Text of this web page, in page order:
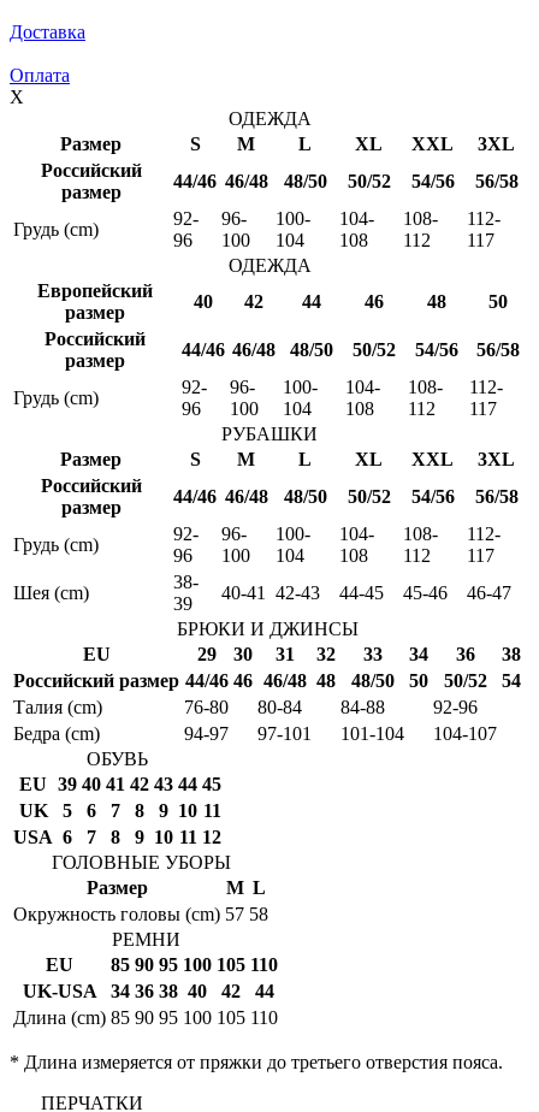
Доставка
Оплата
X
ОДЕЖДА
Размер
S M L XL XXL
3XL
Российский
размер
44/46 46/48 48/50 50/52 54/56 56/58
Грудь (cm)
92-
96
96-
100
100-
104
104-
108
108-
112
112-
117
ОДЕЖДА
Европейский
размер
40 42 44 46 48
50
Российский
размер
44/46 46/48 48/50 50/52 54/56 56/58
Грудь (cm)
92-
96
96-
100
100-
104
104-
108
108-
112
112-
117
РУБАШКИ
Размер
S M L XL XXL
3XL
Российский
размер
44/46 46/48 48/50 50/52 54/56 56/58
Грудь (cm)
92-
96
96-
100
100-
104
104-
108
108-
112
112-
117
Шея (cm)
38-
39
40-41 42-43 44-45 45-46
46-47
БРЮКИ И ДЖИНСЫ
EU
29 30 31 32 33 34 36
38
Российский размер 44/46 46 46/48 48 48/50 50 50/52
54
Талия (cm)
76-80 80-84 84-88
92-96
Бедра (cm)
94-97 97-101 101-104
104-107
ОБУВЬ
EU 39 40 41 42 43 44 45
UK
5 6 7 8 9 10 11
USA 6 7 8 9 10 11 12
ГОЛОВНЫЕ УБОРЫ
Размер
M L
Окружность головы (cm) 57 58
РЕМНИ
EU
85 90 95 100 105 110
UK-USA
34 36 38 40 42
44
Длина (cm) 85 90 95 100 105 110
* Длина измеряется от пряжки до третьего отверстия пояса.
ПЕРЧАТКИ